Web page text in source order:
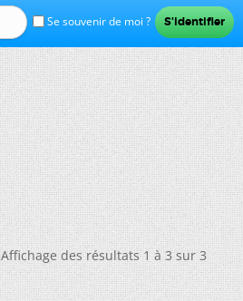
Se souvenir de moi ?
Affichage des résultats 1 à 3 sur 3